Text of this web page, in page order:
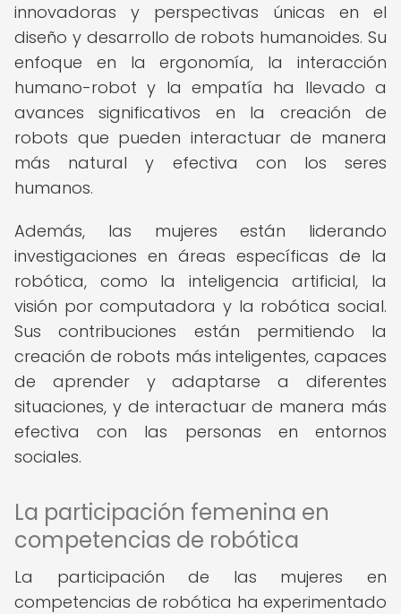
innovadoras y perspectivas únicas en el
diseño y desarrollo de robots humanoides. Su
enfoque en la ergonomía, la interacción
humano-robot y la empatía ha llevado a
avances significativos en la creación de
robots que pueden interactuar de manera
más natural y efectiva con los seres
humanos.
Además, las mujeres están liderando
investigaciones en áreas específicas de la
robótica, como la inteligencia artificial, la
visión por computadora y la robótica social.
Sus contribuciones están permitiendo la
creación de robots más inteligentes, capaces
de aprender y adaptarse a diferentes
situaciones, y de interactuar de manera más
efectiva con las personas en entornos
sociales.
La participación femenina en
competencias de robótica
La participación de las mujeres en
competencias de robótica ha experimentado